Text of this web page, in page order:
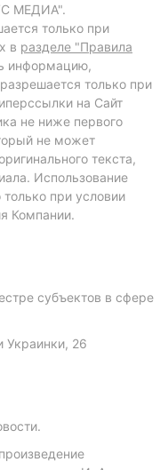
МЕДИА".
только при
в разделе "Правила
информацию,
только при
на Сайт
не ниже первого
не может
текста,
Использование
при условии
Компании.
субъектов в сфере
Украинки, 26